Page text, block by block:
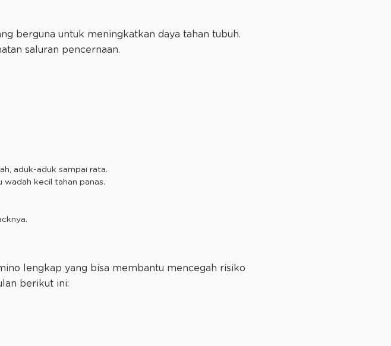
berguna untuk meningkatkan daya tahan tubuh.
saluran pencernaan.
aduk-aduk sampai rata.
wadah kecil tahan panas.
lengkap yang bisa membantu mencegah risiko
berikut ini: